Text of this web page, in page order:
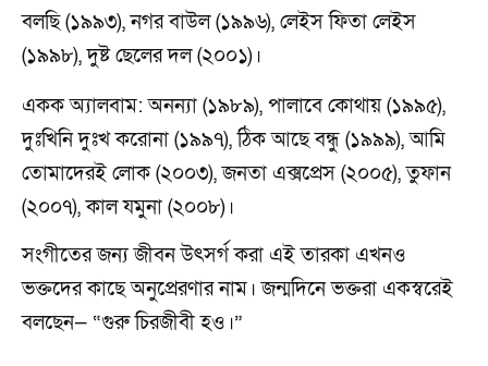
বলছি (১৯৯৩), নগর বাউল (১৯৯৬), লেইস ফিতা লেইস
(১৯৯৮), দুষ্ট ছেলের দল (২০০১)।
একক অ্যালবাম: অনন্যা (১৯৮৯), পালাবে কোথায় (১৯৯৫),
দুঃখিনি দুঃখ করোনা (১৯৯৭), ঠিক আছে বন্ধু (১৯৯৯), আমি
তোমাদেরই লোক (২০০৩), জনতা এক্সপ্রেস (২০০৫), তুফান
(২০০৭), কাল যমুনা (২০০৮)।
সংগীতের জন্য জীবন উৎসর্গ করা এই তারকা এখনও
ভক্তদের কাছে অনুপ্রেরণার নাম। জন্মদিনে ভক্তরা একস্বরেই
বলছেন— “গুরু চিরজীবী হও।”